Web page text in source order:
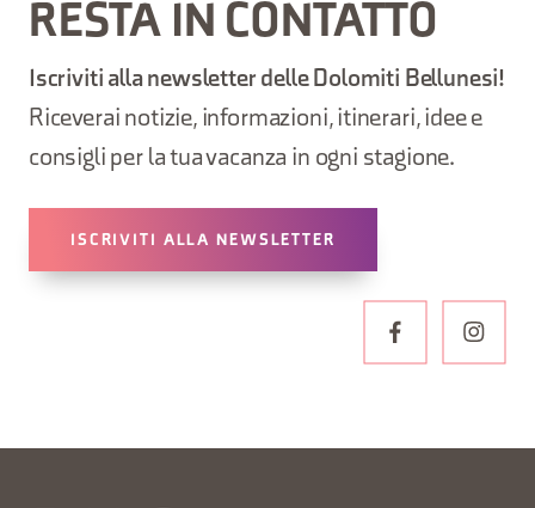
RESTA IN CONTATTO
Iscriviti alla newsletter delle Dolomiti Bellunesi!
Riceverai notizie, informazioni, itinerari, idee e
consigli per la tua vacanza in ogni stagione.
ISCRIVITI ALLA NEWSLETTER